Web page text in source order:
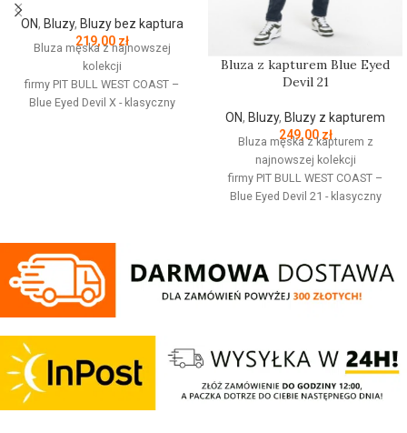
ON, Bluzy, Bluzy bez kaptura
219,00 zł
Bluza męska z najnowszej
kolekcji
firmy PIT BULL WEST COAST –
Blue Eyed Devil X - klasyczny
ściągacze rękawów dodatkowo
posiadają otwory na kciuk - od
wewnętrznej strony lamówka przy
karku chroniąca przed otarciami -
silikonowa kwadratowa naszywka
na lewym rękawie z logo marki Pit
Bull - duży nadruk na plecach oraz
mniejszy na klatce piersiowej -
wszystkie nadruki wykonane są
Bluza z kapturem Blue Eyed
Devil 21
ON, Bluzy, Bluzy z kapturem
249,00 zł
Bluza męska z kapturem z
najnowszej kolekcji
firmy PIT BULL WEST COAST –
Blue Eyed Devil 21 - klasyczny
wewnętrznej strony jest
szczotkowana i przyjemna w
dotyku - mocne żebrowane
pomocą szerokiego sznurka z
metalowym wykończeniem -
ściągacze rękawów posiadają